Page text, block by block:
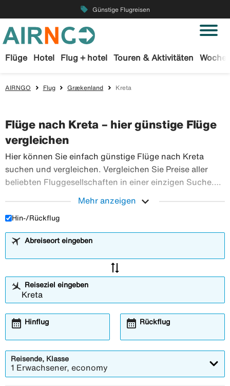
local_offer Günstige Flugreisen
Flüge Hotel Flug + hotel Touren & Aktivitäten
AIRNGO Flug Grækenland Kreta
Flüge nach Kreta – hier günstige Flüge
vergleichen
Hier können Sie einfach günstige Flüge nach Kreta
suchen und vergleichen. Vergleichen Sie Preise aller
beliebten Fluggesellschaften in einer einzigen Suche.
haben ein riesiges Angebot an Flugreisen in die ganze
Welt.Hier können Sie einfach günstige Flüge nach Kreta
Mehr anzeigen expand_more
Hin-/Rückflug
Abreiseort eingeben
sync_alt
Reiseziel eingeben
Hinflug
calendar_month Rückflug
calendar_month
Reisende, Klasse
1 Erwachsener, economy